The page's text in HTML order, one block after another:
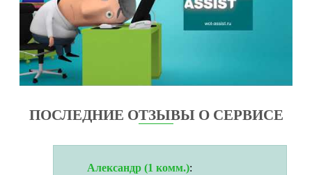
ПОСЛЕДНИЕ ОТЗЫВЫ О СЕРВИСЕ
Александр (1 комм.):